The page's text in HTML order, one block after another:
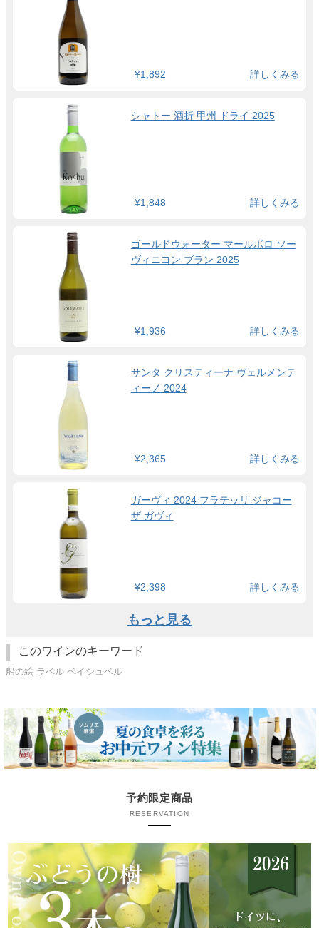
¥1,892 詳しくみる
シャトー 酒折 甲州 ドライ 2025
¥1,848 詳しくみる
ゴールドウォーター マールボロ ソー
ヴィニヨン ブラン 2025
¥1,936 詳しくみる
サンタ クリスティーナ ヴェルメンテ
ィーノ 2024
¥2,365 詳しくみる
ガーヴィ 2024 フラテッリ ジャコー
ザ ガヴィ
¥2,398 詳しくみる
もっと見る
このワインのキーワード
船の絵 ラベル ベイシュベル
予約限定商品
RESERVATION